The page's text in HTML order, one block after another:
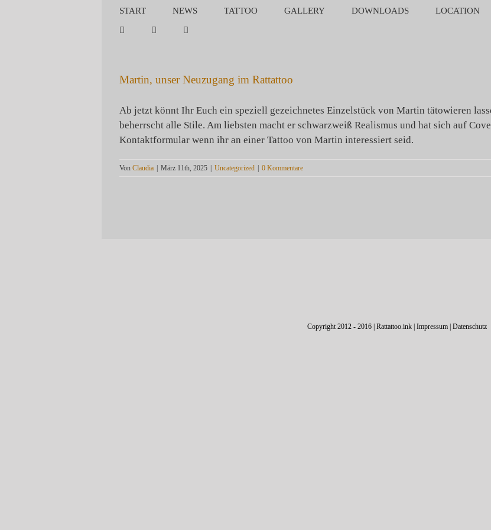
START NEWS TATTOO GALLERY DOWNLOADS LOCATION
Martin, unser Neuzugang im Rattattoo
Ab jetzt könnt Ihr Euch ein speziell gezeichnetes Einzelstück von Martin tätowieren
beherrscht alle Stile. Am liebsten macht er schwarzweiß Realismus und hat sich auf
Kontaktformular wenn ihr an einer Tattoo von Martin interessiert seid.
Von Claudia März 11th, 2025 Uncategorized 0 Kommentare
Copyright 2012 - 2016 | Rattattoo.ink | Impressum Datenschutz